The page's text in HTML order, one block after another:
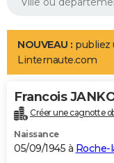
Aménagement intérieur
LIFESTYLE
Art de vivre
Bien-être
Loisirs
Mode
Modes de vie
Alimentation
Guide de la santé
Maladies
Médicaments
Sommeil
VOYAGE
Destinations
City break
Voyage nature
Voyage de noces
Forum
Climat
+PHOTO
GUIDES D'ACHAT
NOUVEAU : publiez
Linternaute.com
Francois
Créer une cagnotte
Naissance
05/09/1945 à Roche-